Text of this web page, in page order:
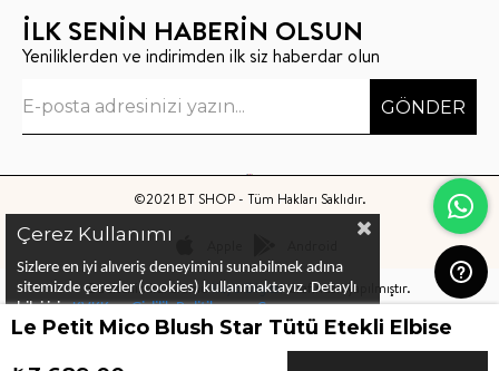
İLK SENİN HABERİN OLSUN
Yeniliklerden ve indirimden ilk siz haberdar olun
GÖNDER
©2021 BT SHOP - Tüm Hakları Saklıdır.
Bu sitenin kurulumuKeyo Digitaltarafından yapılmıştır.
Çerez Kullanımı
Sizlere en iyi alıveriş deneyimini sunabilmek adına
sitemizde çerezler (cookies) kullanmaktayız. Detaylı
bilgi için KVKK ve Gizlilik Politikası veÇerez
Politikalarını inceleyebilirsiniz
Le Petit Mico Blush Star Tütü Etekli Elbise